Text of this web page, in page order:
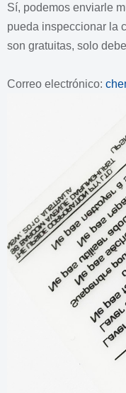
Sí, podemos enviarle
pueda inspeccionar la
son gratuitas, solo
Correo electrónico: